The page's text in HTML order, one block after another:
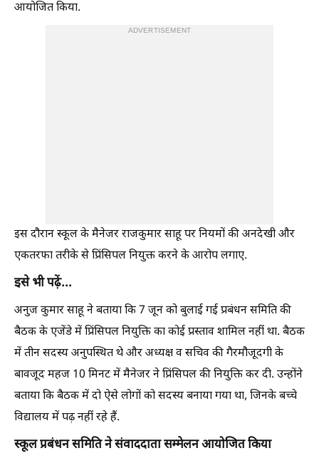
आयोजित किया.
ADVERTISEMENT
इस दौरान स्कूल के मैनेजर राजकुमार साहू पर नियमों की अनदेखी और
एकतरफा तरीके से प्रिंसिपल नियुक्त करने के आरोप लगाए.
इसे भी पढ़ें...
अनुज कुमार साहू ने बताया कि 7 जून को बुलाई गई प्रबंधन समिति की
बैठक के एजेंडे में प्रिंसिपल नियुक्ति का कोई प्रस्ताव शामिल नहीं था. बैठक
में तीन सदस्य अनुपस्थित थे और अध्यक्ष व सचिव की गैरमौजूदगी के
बावजूद महज 10 मिनट में मैनेजर ने प्रिंसिपल की नियुक्ति कर दी. उन्होंने
बताया कि बैठक में दो ऐसे लोगों को सदस्य बनाया गया था, जिनके बच्चे
विद्यालय में पढ़ नहीं रहे हैं.
स्कूल प्रबंधन समिति ने संवाददाता सम्मेलन आयोजित किया